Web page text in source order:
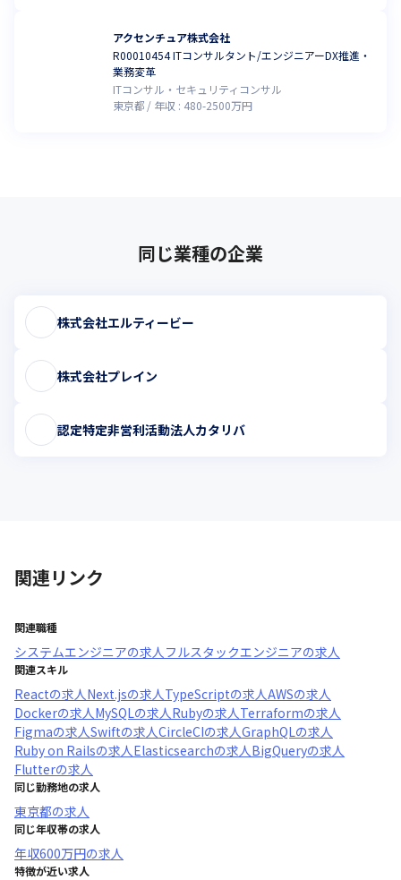
アクセンチュア株式会社
R00010454 ITコンサルタント/エンジニアーDX推進・
業務変革
ITコンサル・セキュリティコンサル
東京都
年収 : 480-2500万円
同じ業種の企業
株式会社エルティービー
株式会社プレイン
認定特定非営利活動法人カタリバ
関連リンク
関連職種
システムエンジニアの求人フルスタックエンジニアの求人
関連スキル
Reactの求人Next.jsの求人TypeScriptの求人AWSの求人
Dockerの求人MySQLの求人Rubyの求人Terraformの求人
Figmaの求人Swiftの求人CircleCIの求人GraphQLの求人
Ruby on Railsの求人Elasticsearchの求人BigQueryの求人
Flutterの求人
同じ勤務地の求人
東京都の求人
同じ年収帯の求人
年収600万円の求人
特徴が近い求人